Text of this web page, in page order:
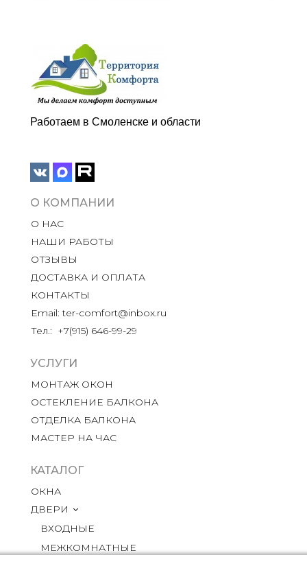
Работаем в Смоленске и области
О КОМПАНИИ
О НАС
НАШИ РАБОТЫ
ОТЗЫВЫ
ДОСТАВКА И ОПЛАТА
КОНТАКТЫ
Email: ter-comfort@inbox.ru
Тел.:  +7(915) 646-99-29
УСЛУГИ
МОНТАЖ ОКОН
ОСТЕКЛЕНИЕ БАЛКОНА
ОТДЕЛКА БАЛКОНА
МАСТЕР НА ЧАС
КАТАЛОГ
ОКНА
ДВЕРИ
ВХОДНЫЕ
МЕЖКОМНАТНЫЕ